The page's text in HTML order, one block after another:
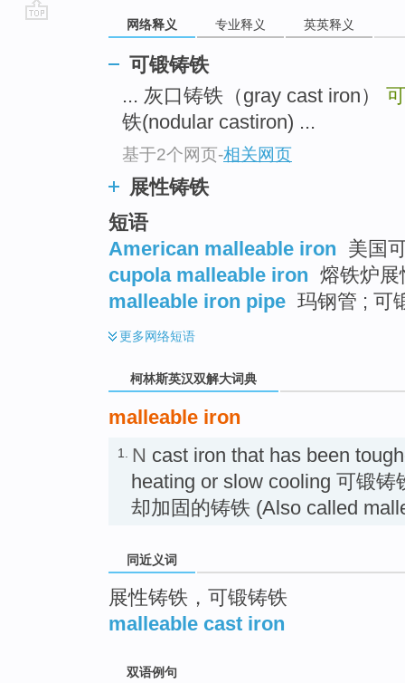
网络释义 专业释义 英英释义
可锻铸铁
... 灰口铸铁（gray cast iron）
铁(nodular castiron) ...
基于2个网页-相关网页
展性铸铁
短语
American malleable iron 美国
cupola malleable iron 熔铁炉展
malleable iron pipe 玛钢管 ; 可
更多网络短语
柯林斯英汉双解大词典
malleable iron
1. N cast iron that has been
heating or slow cooling 可锻
却加固的铸铁 (Also called
同近义词
展性铸铁，可锻铸铁
malleable cast iron
双语例句